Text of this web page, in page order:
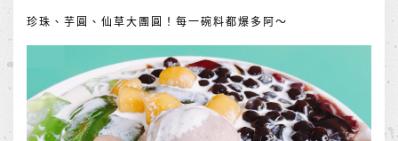
珍珠、芋圓、仙草大團圓！每一碗料都爆多阿～